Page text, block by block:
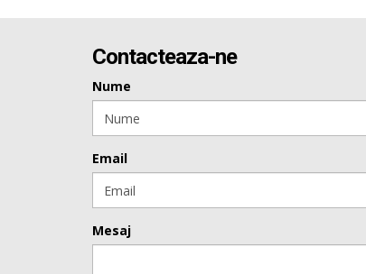
Contacteaza-ne
Nume
Email
Mesaj